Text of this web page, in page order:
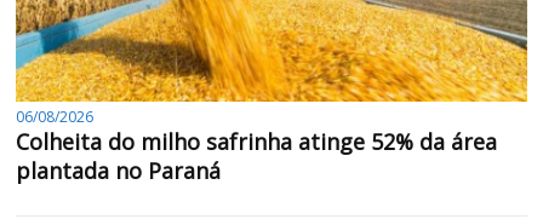
06/08/2026
Colheita do milho safrinha atinge 52% da área
plantada no Paraná